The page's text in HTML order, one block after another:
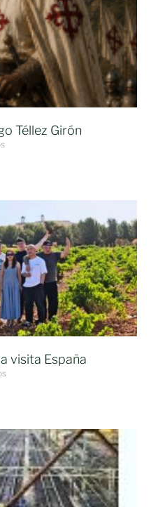
Téllez Girón
visita España